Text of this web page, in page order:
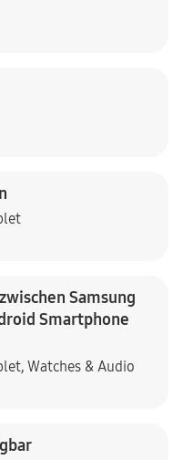
Samsung
Smartphone
, Watches & Audio